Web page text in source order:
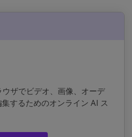
ウザでビデオ、画像、オーデ
するためのオンライン AI ス